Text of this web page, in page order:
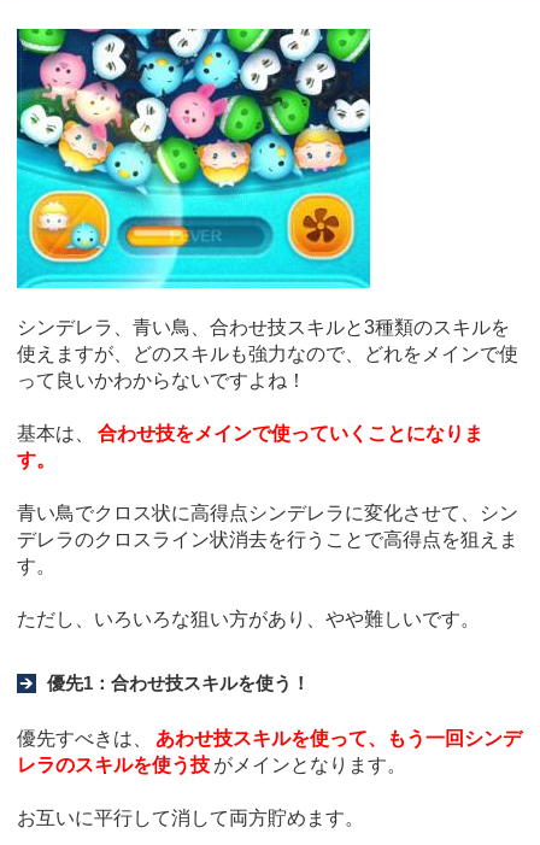
シンデレラ、青い鳥、合わせ技スキルと3種類のスキルを
使えますが、どのスキルも強力なので、どれをメインで使
って良いかわからないですよね！
基本は、
合わせ技をメインで使っていくことになりま
す。
青い鳥でクロス状に高得点シンデレラに変化させて、シン
デレラのクロスライン状消去を行うことで高得点を狙えま
す。
ただし、いろいろな狙い方があり、やや難しいです。
優先1：合わせ技スキルを使う！
優先すべきは、
あわせ技スキルを使って、もう一回シンデ
レラのスキルを使う技 がメインとなります。
お互いに平行して消して両方貯めます。